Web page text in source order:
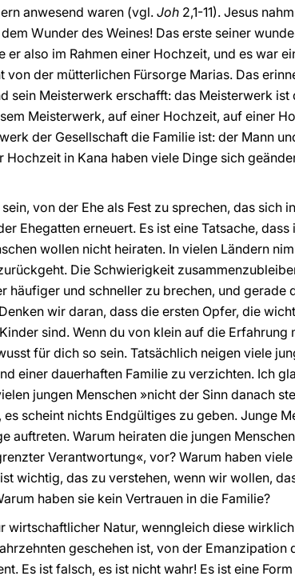
anwesend waren (vgl. Joh 2,1-11). Jesus
Wunder des Weines! Das erste seiner
also im Rahmen einer Hochzeit, und es war
von der mütterlichen Fürsorge Marias. Das
sein Meisterwerk erschafft: das Meisterwerk ist
Meisterwerk, auf einer Hochzeit, auf einer
der Gesellschaft die Familie ist: der Mann
in Kana haben viele Dinge sich
von der Ehe als Fest zu sprechen, das sich
Ehegatten erneuert. Es ist eine Tatsache,
wollen nicht heiraten. In vielen Ländern
Die Schwierigkeit
häufiger und schneller zu brechen, und gerade
wir daran, dass die ersten Opfer, die
sind. Wenn du von klein auf die Erfahrung
für dich so sein. Tatsächlich neigen viele
einer dauerhaften Familie zu verzichten. Ich
jungen Menschen »nicht der Sinn danach
scheint nichts Endgültiges zu geben. Junge
auftreten. Warum heiraten die jungen
Verantwortung«, vor? Warum haben
wichtig, das zu verstehen, wenn wir wollen,
haben sie kein Vertrauen in die Familie?
wirtschaftlicher Natur, wenngleich diese
geschehen ist, von der Emanzipation
Es ist falsch, es ist nicht wahr! Es ist eine